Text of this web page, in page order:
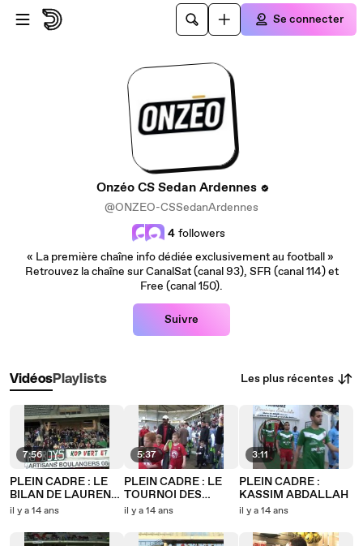
Passer au contenu principal
Se connecter
Onzéo CS Sedan Ardennes
@ONZEO-CSSedanArdennes
4 followers
« La première chaîne info dédiée exclusivement au football »
Retrouvez la chaîne sur CanalSat (canal 93), SFR (canal 114) et
Free (canal 150).
Suivre
VidéosPlaylists Les plus récentes
7:56
PLEIN CADRE : LE
BILAN DE LAURENT
GUYOT
il y a 14 ans
5:37
PLEIN CADRE : LE
TOURNOI DES
MARCASSINS
il y a 14 ans
3:11
PLEIN CADRE :
KASSIM ABDALLAH
il y a 14 ans